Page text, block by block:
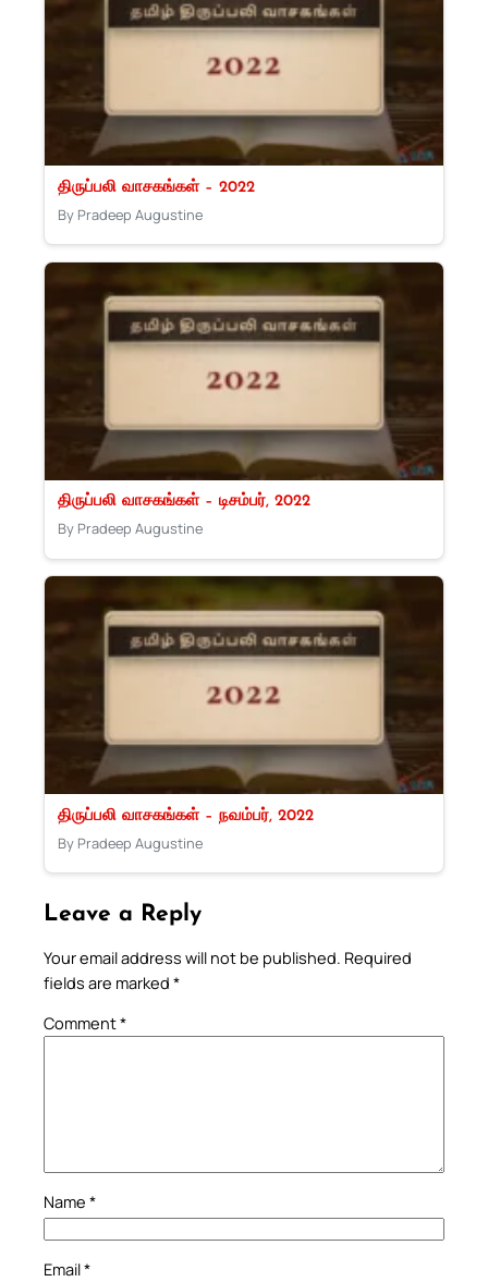
திருப்பலி வாசகங்கள் – 2022
By Pradeep Augustine
திருப்பலி வாசகங்கள் – டிசம்பர், 2022
By Pradeep Augustine
திருப்பலி வாசகங்கள் – நவம்பர், 2022
By Pradeep Augustine
Leave a Reply
Your email address will not be published. Required
fields are marked *
Comment*
Name *
Email*